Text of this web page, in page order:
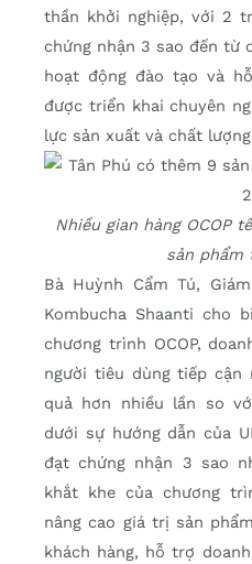
thần khởi nghiệp, với 2
chứng nhận 3 sao đến từ
hoạt động đào tạo và
được triển khai chuyên
lực sản xuất và chất
Nhiều gian hàng OCOP
sản phẩm
Bà Huỳnh Cẩm Tú,
Kombucha Shaanti cho
chương trình OCOP,
người tiêu dùng tiếp
quả hơn nhiều lần so
dưới sự hướng dẫn của
đạt chứng nhận 3 sao
khắt khe của chương
nâng cao giá trị sản
khách hàng, hỗ trợ